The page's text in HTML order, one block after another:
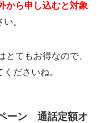
から申し込むと対象
。
てもお得なので、
ださいね。
ーン 通話定額オ